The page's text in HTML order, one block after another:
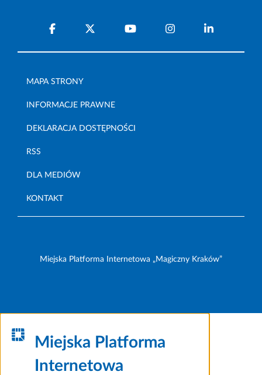
MAPA STRONY
INFORMACJE PRAWNE
DEKLARACJA DOSTĘPNOŚCI
RSS
DLA MEDIÓW
KONTAKT
Miejska Platforma Internetowa „Magiczny Kraków”
Miejska Platforma
Internetowa